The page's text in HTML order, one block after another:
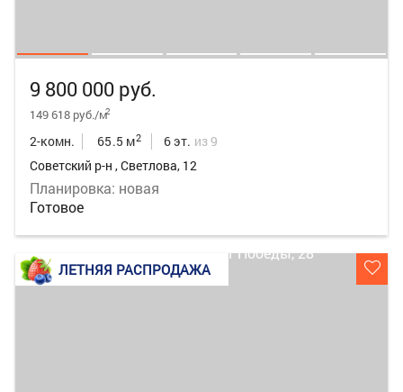
9 800 000 руб.
149 618 руб./м2
2-комн. 65.5 м2 6 эт. из 9
Советский р-н , Светлова, 12
Планировка: новая
Готовое
ЛЕТНЯЯ РАСПРОДАЖА